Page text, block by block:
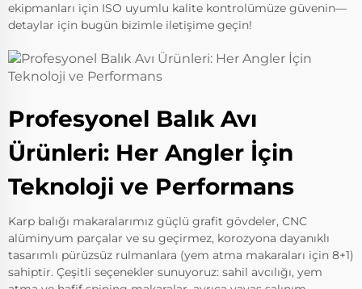
ekipmanları için ISO uyumlu kalite kontrolümüze güvenin—
detaylar için bugün bizimle iletişime geçin!
Profesyonel Balık Avı
Ürünleri: Her Angler İçin
Teknoloji ve Performans
Karp balığı makaralarımız güçlü grafit gövdeler, CNC
alüminyum parçalar ve su geçirmez, korozyona dayanıklı
tasarımlı pürüzsüz rulmanlara (yem atma makaraları için 8+1)
sahiptir. Çeşitli seçenekler sunuyoruz: sahil avcılığı, yem